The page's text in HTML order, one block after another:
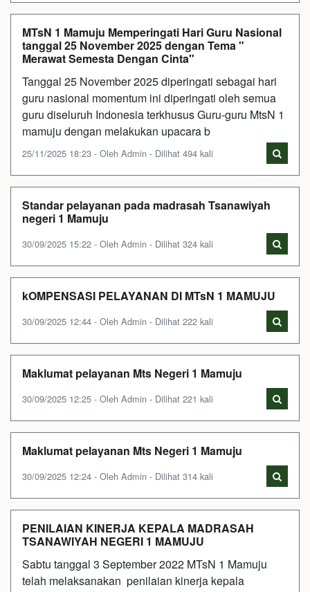
MTsN 1 Mamuju Memperingati Hari Guru Nasional
tanggal 25 November 2025 dengan Tema "
Merawat Semesta Dengan Cinta"
Tanggal 25 November 2025 diperingati sebagai hari
guru nasional momentum ini diperingati oleh semua
guru diseluruh Indonesia terkhusus Guru-guru MtsN 1
mamuju dengan melakukan upacara b
25/11/2025 18:23 - Oleh Admin - Dilihat 494 kali
Standar pelayanan pada madrasah Tsanawiyah
negeri 1 Mamuju
30/09/2025 15:22 - Oleh Admin - Dilihat 324 kali
kOMPENSASI PELAYANAN DI MTsN 1 MAMUJU
30/09/2025 12:44 - Oleh Admin - Dilihat 222 kali
Maklumat pelayanan Mts Negeri 1 Mamuju
30/09/2025 12:25 - Oleh Admin - Dilihat 221 kali
Maklumat pelayanan Mts Negeri 1 Mamuju
30/09/2025 12:24 - Oleh Admin - Dilihat 314 kali
PENILAIAN KINERJA KEPALA MADRASAH
TSANAWIYAH NEGERI 1 MAMUJU
Sabtu tanggal 3 September 2022 MTsN 1 Mamuju
telah melaksanakan penilaian kinerja kepala